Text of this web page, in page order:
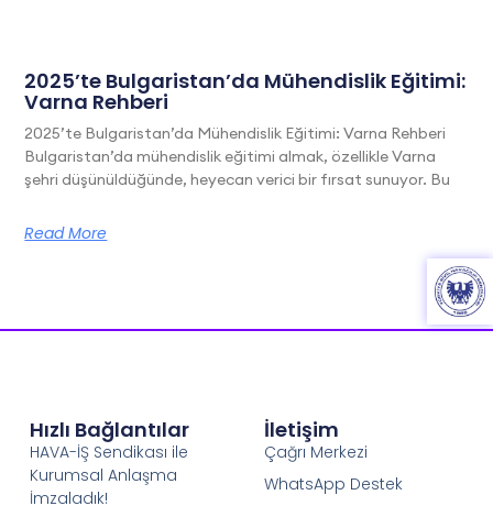
2025’te Bulgaristan’da Mühendislik Eğitimi:
Varna Rehberi
2025’te Bulgaristan’da Mühendislik Eğitimi: Varna Rehberi
Bulgaristan’da mühendislik eğitimi almak, özellikle Varna
şehri düşünüldüğünde, heyecan verici bir fırsat sunuyor. Bu
Read More
Hızlı Bağlantılar
HAVA-İŞ Sendikası ile
Kurumsal Anlaşma
İmzaladık!
İletişim
Çağrı Merkezi
WhatsApp Destek